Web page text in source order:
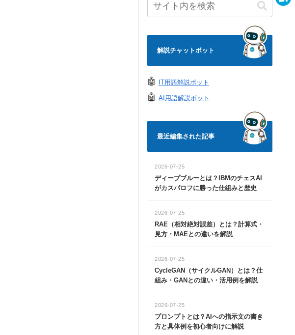
解説チャットボット
🤖 IT用語解説ボット
🤖 AI用語解説ボット
最近編集された記事
ディープブルーとは？IBMのチェスAI
がカスパロフに勝った仕組みと歴史
2026-07-25
RAE（相対絶対誤差）とは？計算式・
見方・MAEとの違いを解説
2026-07-25
CycleGAN（サイクルGAN）とは？仕
組み・GANとの違い・活用例を解説
2026-07-25
プロンプトとは？AIへの指示文の書き
方と具体例を初心者向けに解説
2026-07-25
e